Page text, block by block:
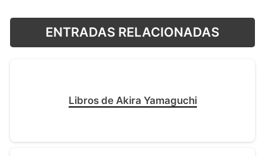
ENTRADAS RELACIONADAS
Libros de Akira Yamaguchi